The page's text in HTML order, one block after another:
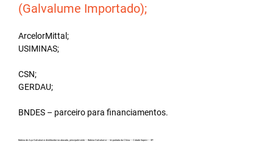
(Galvalume Importado);
ArcelorMittal;
USIMINAS;
CSN;
GERDAU;
BNDES – parceiro para financiamentos.
Bobina de Aço Galvalume distribuidor no atacado, principalmente – Bobina Galvalume – Importada da China – Cidade Itapevi – SP.